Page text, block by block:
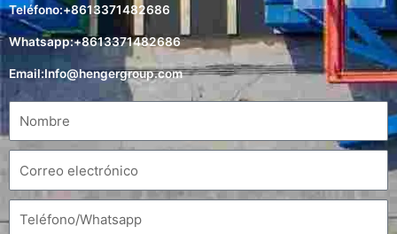
Teléfono:+8613371482686
Whatsapp:+8613371482686
Email:Info@hengergroup.com